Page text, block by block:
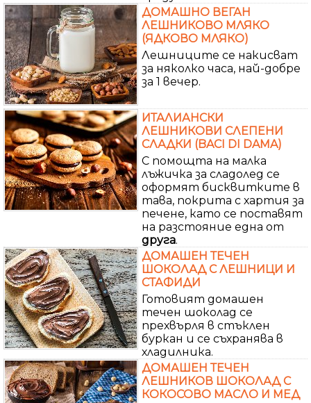
ДОМАШНО ВЕГАН
ЛЕШНИКОВО МЛЯКО
(ЯДКОВО МЛЯКО)
Лешниците се накисват
за няколко часа, най-добре
за 1 вечер.
ИТАЛИАНСКИ
ЛЕШНИКОВИ СЛЕПЕНИ
СЛАДКИ (BACI DI DAMA)
С помощта на малка
лъжичка за сладолед се
оформят бисквитките в
тава, покрита с хартия за
печене, като се поставят
на разстояние една от
друга.
ДОМАШЕН ТЕЧЕН
ШОКОЛАД С ЛЕШНИЦИ И
СТАФИДИ
Готовият домашен
течен шоколад се
прехвърля в стъклен
буркан и се съхранява в
хладилника.
ДОМАШЕН ТЕЧЕН
ЛЕШНИКОВ ШОКОЛАД С
КОКОСОВО МАСЛО И МЕД